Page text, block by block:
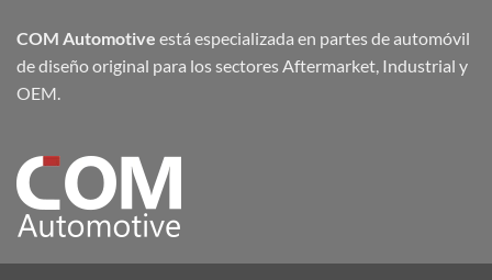
COM Automotive está especializada en partes de automóvil
de diseño original para los sectores Aftermarket, Industrial y
OEM.